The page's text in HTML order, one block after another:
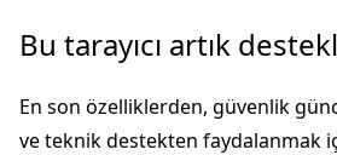
Ana
atla
Bu tarayıcı artık
En son özelliklerden, güvenlik
ve teknik destekten faydalanmak